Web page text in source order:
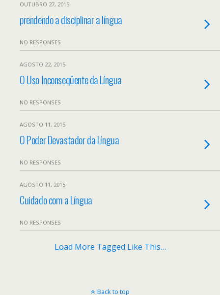
OUTUBRO 27, 2015
prendendo a disciplinar a língua
NO RESPONSES
AGOSTO 22, 2015
O Uso Inconseqüente da Língua
NO RESPONSES
AGOSTO 11, 2015
O Poder Devastador da Língua
NO RESPONSES
AGOSTO 11, 2015
Cuidado com a Língua
NO RESPONSES
Load More Tagged Like This…
Back to top